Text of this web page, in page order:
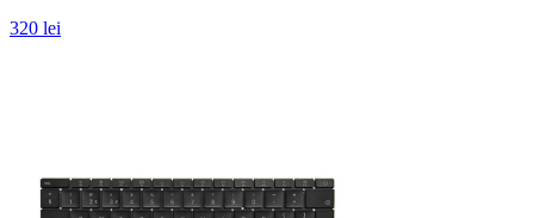
320 lei